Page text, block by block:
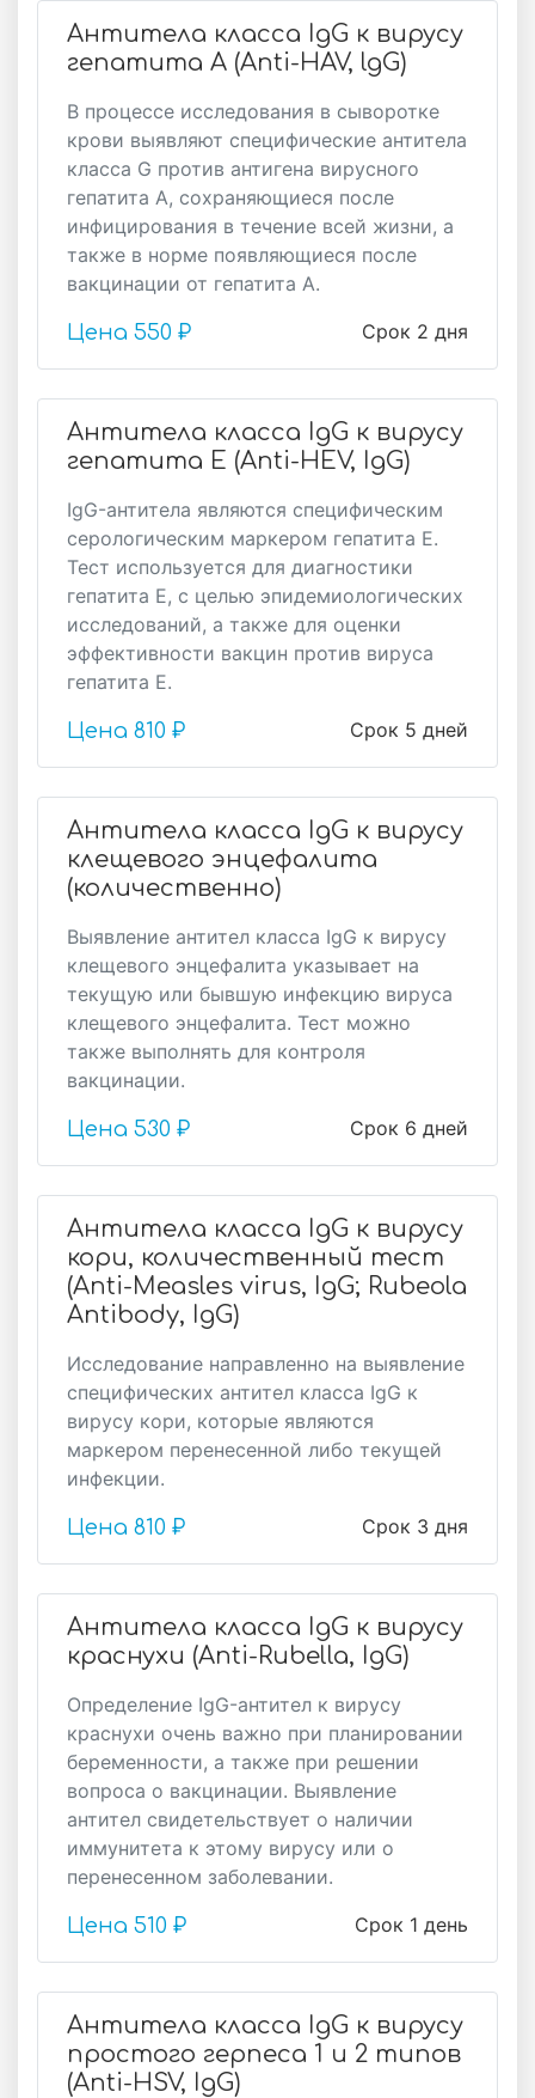
Антитела класса IgG к вирусу
гепатита А (Anti-HAV, lgG)
В процессе исследования в сыворотке
крови выявляют специфические антитела
класса G против антигена вирусного
гепатита А, сохраняющиеся после
инфицирования в течение всей жизни, а
также в норме появляющиеся после
вакцинации от гепатита А.
Срок 2 дня
Цена 550 ₽
Антитела класса IgG к вирусу
гепатита Е (Anti-HEV, IgG)
IgG-антитела являются специфическим
серологическим маркером гепатита Е.
Тест используется для диагностики
гепатита Е, с целью эпидемиологических
исследований, а также для оценки
эффективности вакцин против вируса
гепатита Е.
Срок 5 дней
Цена 810 ₽
Антитела класса IgG к вирусу
клещевого энцефалита
(количественно)
Выявление антител класса IgG к вирусу
клещевого энцефалита указывает на
текущую или бывшую инфекцию вируса
клещевого энцефалита. Тест можно
также выполнять для контроля
вакцинации.
Срок 6 дней
Цена 530 ₽
Антитела класса IgG к вирусу
кори, количественный тест
(Anti-Measles virus, IgG; Rubeola
Antibody, IgG)
Исследование направленно на выявление
специфических антител класса IgG к
вирусу кори, которые являются
маркером перенесенной либо текущей
инфекции.
Срок 3 дня
Цена 810 ₽
Антитела класса IgG к вирусу
краснухи (Anti-Rubella, IgG)
Определение IgG-антител к вирусу
краснухи очень важно при планировании
беременности, а также при решении
вопроса о вакцинации. Выявление
антител свидетельствует о наличии
иммунитета к этому вирусу или о
перенесенном заболевании.
Срок 1 день
Цена 510 ₽
Антитела класса IgG к вирусу
простого герпеса 1 и 2 типов
(Anti-HSV, IgG)